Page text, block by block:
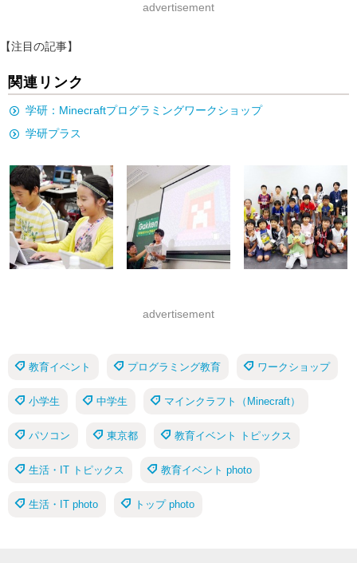
advertisement
【注目の記事】
関連リンク
学研：Minecraftプログラミングワークショップ
学研プラス
advertisement
教育イベント プログラミング教育 ワークショップ
小学生 中学生 マインクラフト（Minecraft）
パソコン 東京都 教育イベント トピックス
生活・IT トピックス 教育イベント photo
生活・IT photo トップ photo